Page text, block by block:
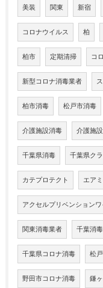
美装 関東 新宿
コロナウイルス 柏
柏市 定期清掃 コ
新型コロナ消毒業者
柏市消毒 松戸市消毒
介護施設消毒 介護施
千葉県消毒 千葉県ク
カテプロテクト エア
アクセルプリベンション
関東消毒業者 千葉消
千葉県コロナ消毒 松
野田市コロナ消毒 鎌